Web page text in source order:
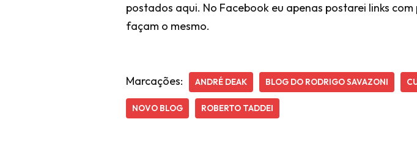
postados aqui. No Facebook eu apenas postarei links
façam o mesmo.
Marcações: ANDRÉ DEAK BLOG DO RODRIGO SAVAZONI
NOVO BLOG ROBERTO TADDEI